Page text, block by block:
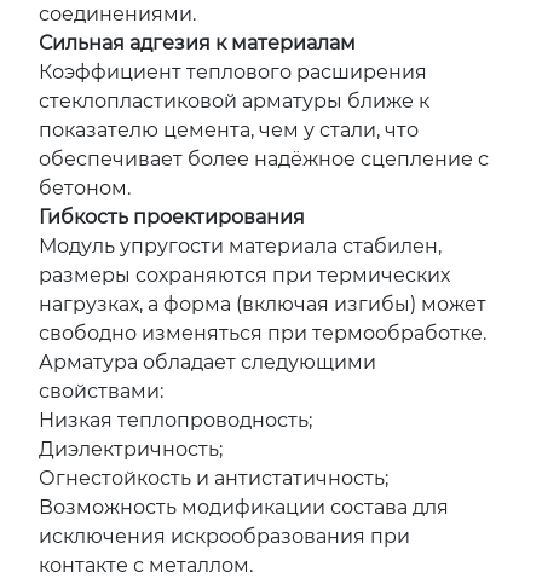
соединениями.
Сильная адгезия к материалам
Коэффициент теплового расширения
стеклопластиковой арматуры ближе к
показателю цемента, чем у стали, что
обеспечивает более надёжное сцепление с
бетоном.
Гибкость проектирования
Модуль упругости материала стабилен,
размеры сохраняются при термических
нагрузках, а форма (включая изгибы) может
свободно изменяться при термообработке.
Арматура обладает следующими
свойствами:
Низкая теплопроводность;
Диэлектричность;
Огнестойкость и антистатичность;
Возможность модификации состава для
исключения искрообразования при
контакте с металлом.